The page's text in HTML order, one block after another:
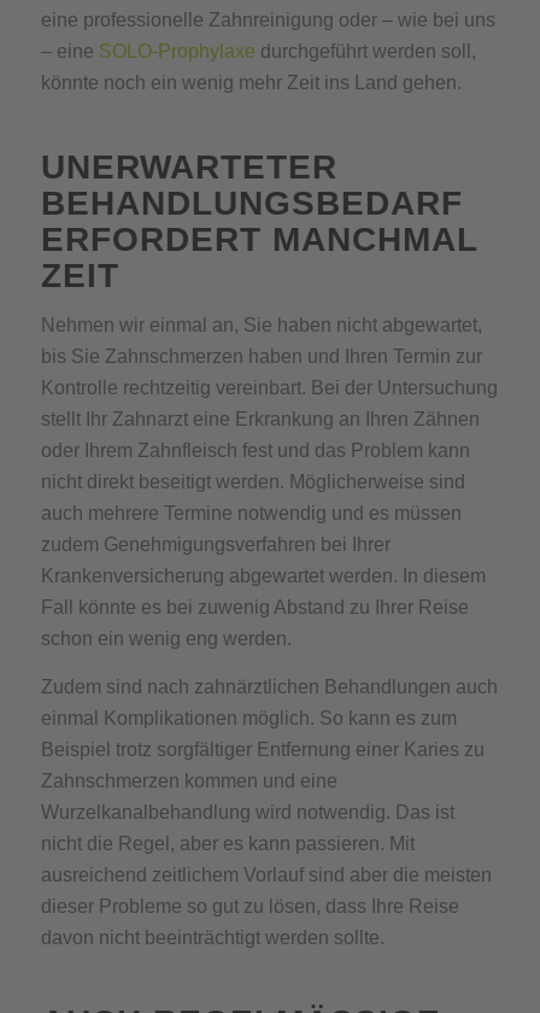
eine professionelle Zahnreinigung oder – wie bei uns
– eine SOLO-Prophylaxe durchgeführt werden soll,
könnte noch ein wenig mehr Zeit ins Land gehen.
UNERWARTETER
BEHANDLUNGSBEDARF
ERFORDERT MANCHMAL
ZEIT
Nehmen wir einmal an, Sie haben nicht abgewartet,
bis Sie Zahnschmerzen haben und Ihren Termin zur
Kontrolle rechtzeitig vereinbart. Bei der Untersuchung
stellt Ihr Zahnarzt eine Erkrankung an Ihren Zähnen
oder Ihrem Zahnfleisch fest und das Problem kann
nicht direkt beseitigt werden. Möglicherweise sind
auch mehrere Termine notwendig und es müssen
zudem Genehmigungsverfahren bei Ihrer
Krankenversicherung abgewartet werden. In diesem
Fall könnte es bei zuwenig Abstand zu Ihrer Reise
schon ein wenig eng werden.
Zudem sind nach zahnärztlichen Behandlungen auch
einmal Komplikationen möglich. So kann es zum
Beispiel trotz sorgfältiger Entfernung einer Karies zu
Zahnschmerzen kommen und eine
Wurzelkanalbehandlung wird notwendig. Das ist
nicht die Regel, aber es kann passieren. Mit
ausreichend zeitlichem Vorlauf sind aber die meisten
dieser Probleme so gut zu lösen, dass Ihre Reise
davon nicht beeinträchtigt werden sollte.